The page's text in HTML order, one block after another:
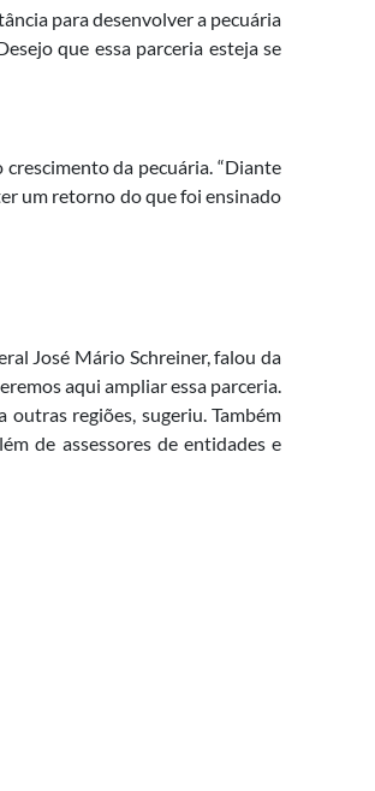
para desenvolver a pecuária
que essa parceria esteja se
da pecuária. “Diante
um retorno do que foi ensinado
José Mário Schreiner, falou da
aqui ampliar essa parceria.
outras regiões, sugeriu. Também
de assessores de entidades e